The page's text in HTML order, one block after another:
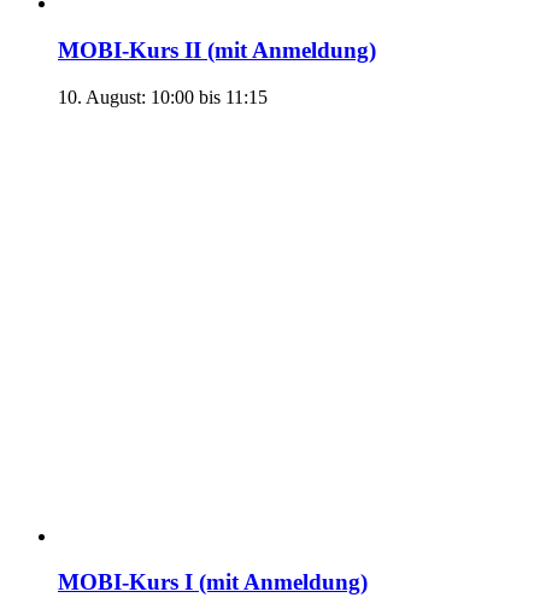
MOBI-Kurs II (mit Anmeldung)
10. August: 10:00 bis 11:15
MOBI-Kurs I (mit Anmeldung)